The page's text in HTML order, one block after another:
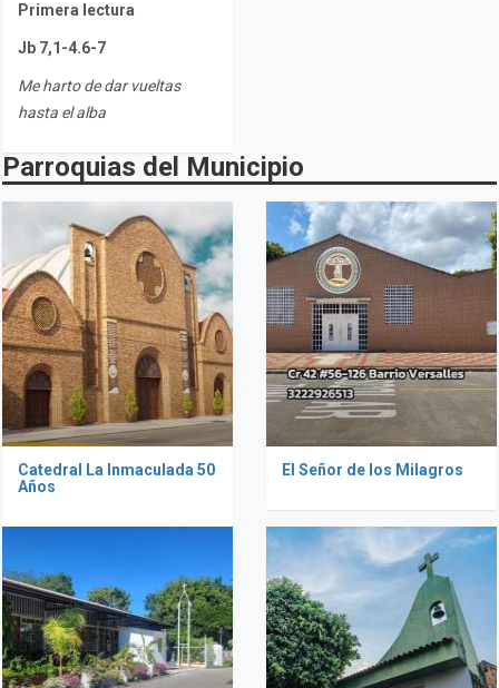
Primera lectura
Jb 7,1-4.6-7
Me harto de dar vueltas
hasta el alba
Parroquias del Municipio
Catedral La Inmaculada 50
Años
El Señor de los Milagros